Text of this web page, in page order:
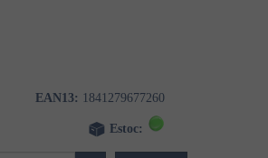
EAN13: 1841279677260
Estoc: